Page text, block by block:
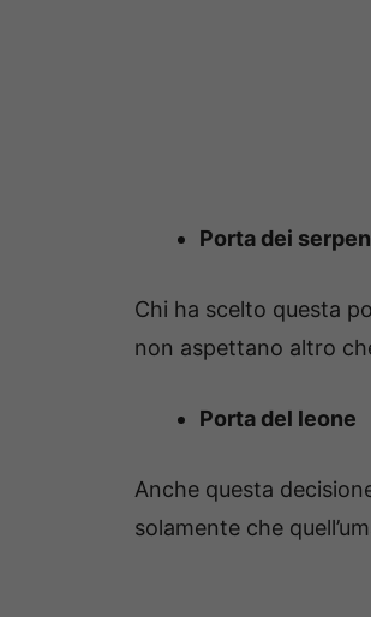
Porta dei
Chi ha scelto questa
non aspettano altro
Porta del leone
Anche questa
solamente che